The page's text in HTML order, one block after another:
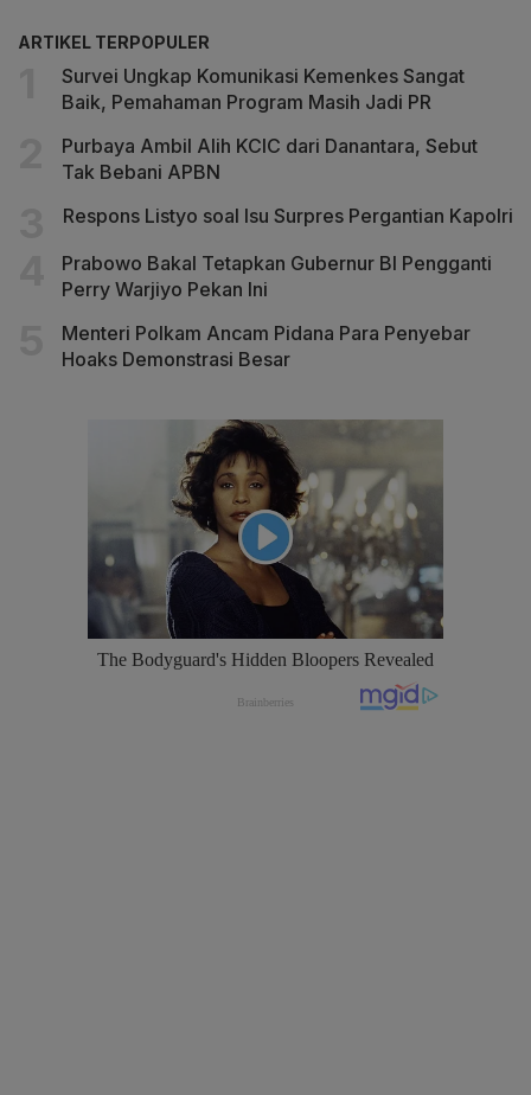
ARTIKEL TERPOPULER
Survei Ungkap Komunikasi Kemenkes Sangat
Baik, Pemahaman Program Masih Jadi PR
Purbaya Ambil Alih KCIC dari Danantara, Sebut
Tak Bebani APBN
Respons Listyo soal Isu Surpres Pergantian Kapolri
Prabowo Bakal Tetapkan Gubernur BI Pengganti
Perry Warjiyo Pekan Ini
Menteri Polkam Ancam Pidana Para Penyebar
Hoaks Demonstrasi Besar